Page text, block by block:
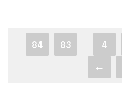
4
83
84
←